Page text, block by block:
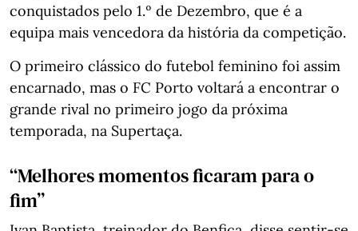
conquistados pelo 1.º de Dezembro, que é a
equipa mais vencedora da história da competição.
O primeiro clássico do futebol feminino foi assim
encarnado, mas o FC Porto voltará a encontrar o
grande rival no primeiro jogo da próxima
temporada, na Supertaça.
“Melhores momentos ficaram para o
fim”